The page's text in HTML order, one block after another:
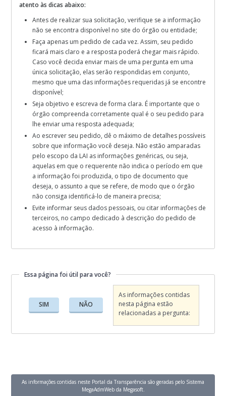
atento às dicas abaixo:
Antes de realizar sua solicitação, verifique se a informação
não se encontra disponível no site do órgão ou entidade;
Faça apenas um pedido de cada vez. Assim, seu pedido
ficará mais claro e a resposta poderá chegar mais rápido.
Caso você decida enviar mais de uma pergunta em uma
única solicitação, elas serão respondidas em conjunto,
mesmo que uma das informações requeridas já se encontre
disponível;
Seja objetivo e escreva de forma clara. É importante que o
órgão compreenda corretamente qual é o seu pedido para
lhe enviar uma resposta adequada;
Ao escrever seu pedido, dê o máximo de detalhes possíveis
sobre que informação você deseja. Não estão amparadas
pelo escopo da LAI as informações genéricas, ou seja,
aquelas em que o requerente não indica o período em que
a informação foi produzida, o tipo de documento que
deseja, o assunto a que se refere, de modo que o órgão
não consiga identificá-lo de maneira precisa;
Evite informar seus dados pessoais, ou citar informações de
terceiros, no campo dedicado à descrição do pedido de
acesso à informação.
Essa página foi útil para você?
Essa página foi útil para você?
SIM NÃO
As informações contidas
nesta página estão
relacionadas a pergunta:
As informações contidas neste Portal da Transparência são geradas pelo Sistema
MegaAdmWeb da Megasoft.